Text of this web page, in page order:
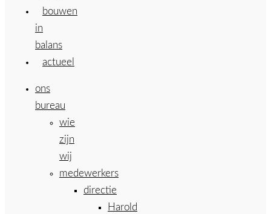
bouwen
in
balans
actueel
ons
bureau
wie
zijn
wij
medewerkers
directie
Harold